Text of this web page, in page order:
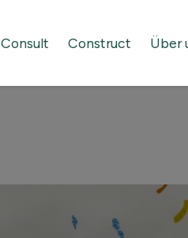
Consult Construct Über